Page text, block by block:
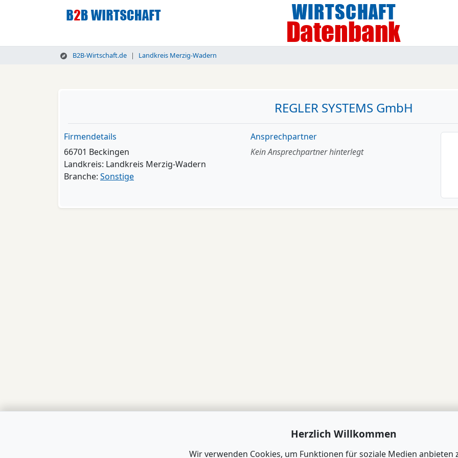
B2B-Wirtschaft.de Landkreis Merzig-Wadern
REGLER SYSTEMS GmbH
Firmendetails
66701 Beckingen
Landkreis: Landkreis Merzig-Wadern
Branche: Sonstige
Ansprechpartner
Kein Ansprechpartner hinterlegt
Herzlich Willkommen
Wir verwenden Cookies, um Funktionen für soziale Medien anbieten